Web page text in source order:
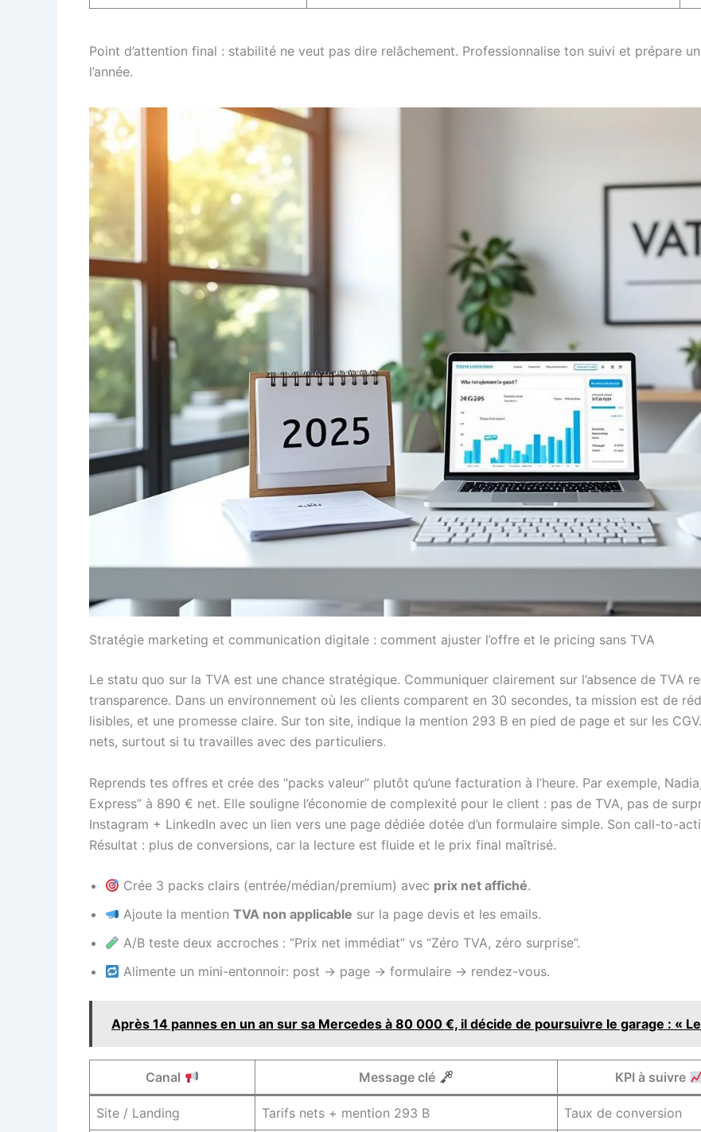
Point d’attention final : stabilité ne veut pas dire relâchement. Professionnalise ton suivi et prépare
l’année.
Stratégie marketing et communication digitale : comment ajuster l’offre et le pricing sans TVA
Le statu quo sur la TVA est une chance stratégique. Communiquer clairement sur l’absence de TVA
transparence. Dans un environnement où les clients comparent en 30 secondes, ta mission est de
lisibles, et une promesse claire. Sur ton site, indique la mention 293 B en pied de page et sur les
nets, surtout si tu travailles avec des particuliers.
Reprends tes offres et crée des “packs valeur” plutôt qu’une facturation à l’heure. Par exemple,
Express” à 890 € net. Elle souligne l’économie de complexité pour le client : pas de TVA, pas de
Instagram + LinkedIn avec un lien vers une page dédiée dotée d’un formulaire simple. Son call-to-
Résultat : plus de conversions, car la lecture est fluide et le prix final maîtrisé.
Crée 3 packs clairs (entrée/médian/premium) avec prix net affiché.
Ajoute la mentionTVA non applicable sur la page devis et les emails.
A/B teste deux accroches : “Prix net immédiat” vs “Zéro TVA, zéro surprise”.
Alimente un mini-entonnoir: post -> page -> formulaire -> rendez-vous.
Après 14 pannes en un an sur sa Mercedes à 80 000 €, il décide de poursuivre le garage : «
Canal Message clé KPI à suivre
Site / Landing Tarifs nets + mention 293 B Taux de conversion